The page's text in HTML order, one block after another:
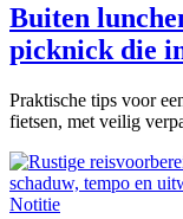
Buiten
picknick die
Praktische tips voor
fietsen, met veilig
Notitie